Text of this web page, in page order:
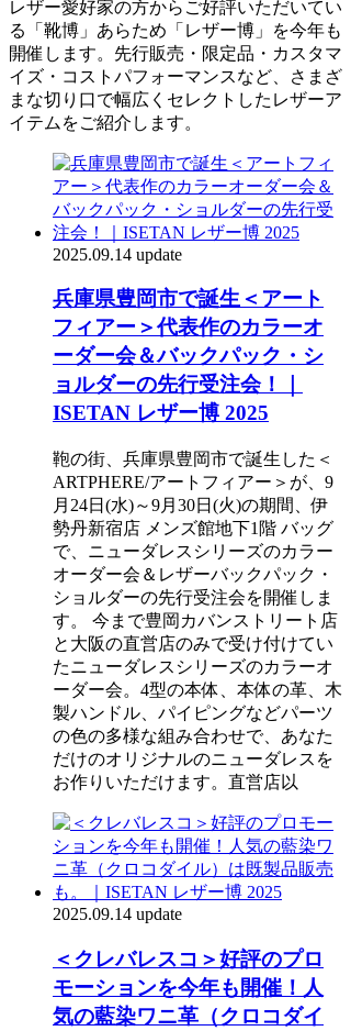
レザー愛好家の方からご好評いただいてい
る「靴博」あらため「レザー博」を今年も
開催します。先行販売・限定品・カスタマ
イズ・コストパフォーマンスなど、さまざ
まな切り口で幅広くセレクトしたレザーア
イテムをご紹介します。
2025.09.14 update
兵庫県豊岡市で誕生＜アート
フィアー＞代表作のカラーオ
ーダー会＆バックパック・シ
ョルダーの先行受注会！｜
ISETAN レザー博 2025
鞄の街、兵庫県豊岡市で誕生した＜
ARTPHERE/アートフィアー＞が、9
月24日(水)～9月30日(火)の期間、伊
勢丹新宿店 メンズ館地下1階 バッグ
で、ニューダレスシリーズのカラー
オーダー会＆レザーバックパック・
ショルダーの先行受注会を開催しま
す。 今まで豊岡カバンストリート店
と大阪の直営店のみで受け付けてい
たニューダレスシリーズのカラーオ
ーダー会。4型の本体、本体の革、木
製ハンドル、パイピングなどパーツ
の色の多様な組み合わせで、あなた
だけのオリジナルのニューダレスを
お作りいただけます。直営店以
2025.09.14 update
＜クレバレスコ＞好評のプロ
モーションを今年も開催！人
気の藍染ワニ革（クロコダイ